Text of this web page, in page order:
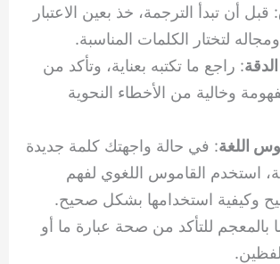
: قبل أن تبدأ الترجمة، خذ بعين الاعتبار
لتختار الكلمات المناسبة.
: راجع ما تكتبه بعناية، وتأكد من
وخالية من الأخطاء النحوية
اللغة: في حالة واجهتك كلمة جديدة
استخدم القاموس اللغوي لفهم
وكيفية استخدامها بشكل صحيح.
بالمعجم للتأكد من صحة عبارة ما أو
لفظين.